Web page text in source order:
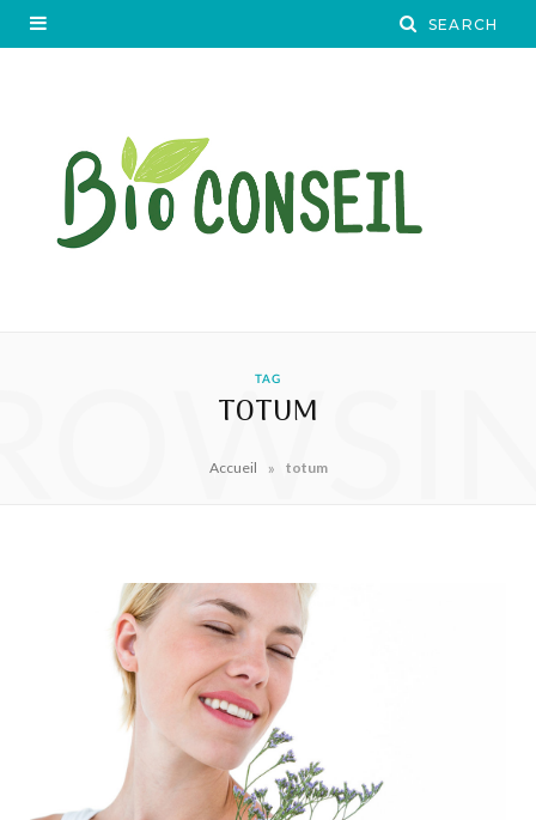
TAG
TOTUM
Accueil » totum